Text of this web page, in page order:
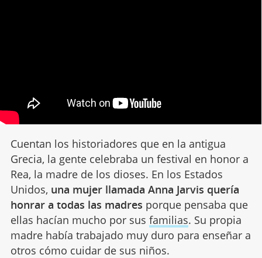
Cuentan los historiadores que en la antigua
Grecia, la gente celebraba un festival en honor a
Rea, la madre de los dioses. En los Estados
Unidos, una mujer llamada Anna Jarvis quería
honrar a todas las madres porque pensaba que
ellas hacían mucho por sus familias. Su propia
madre había trabajado muy duro para enseñar a
otros cómo cuidar de sus niños.